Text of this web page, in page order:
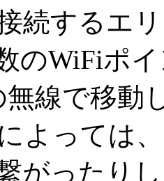
続するエ
のWiFiポ
線で移動
よっては
がったり